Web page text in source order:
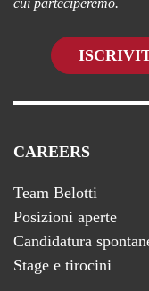
cui parteciperemo.
CAREERS
Team Belotti
Posizioni aperte
Candidatura
Stage e tirocini